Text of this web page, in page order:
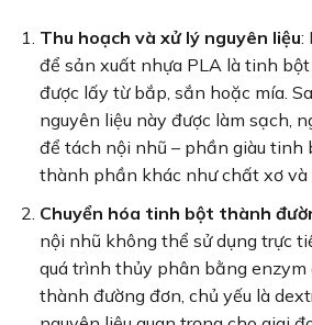
Thu hoạch và xử lý nguyên liệu:
để sản xuất nhựa PLA là tinh
được lấy từ bắp, sắn hoặc mía.
nguyên liệu này được làm sạch,
để tách nội nhũ – phần giàu tinh
thành phần khác như chất xơ và
Chuyển hóa tinh bột thành
nội nhũ không thể sử dụng trực
quá trình thủy phân bằng enzym
thành đường đơn, chủ yếu là